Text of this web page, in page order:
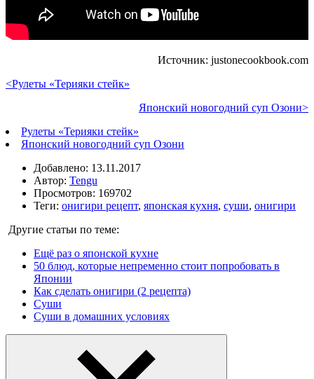
Источник: justonecookbook.com
<Рулеты «Терияки стейк»
Японский новогодний суп Озони>
Рулеты «Терияки стейк»
Японский новогодний суп Озони
Добавлено: 13.11.2017
Автор: Tengu
Просмотров: 169702
Теги: онигири рецепт, японская кухня, суши, онигири
Другие статьи по теме:
Ещё раз о японской кухне
50 блюд, которые непременно стоит попробовать в
Японии
Как сделать онигири (2 рецепта)
Суши
Суши в домашних условиях